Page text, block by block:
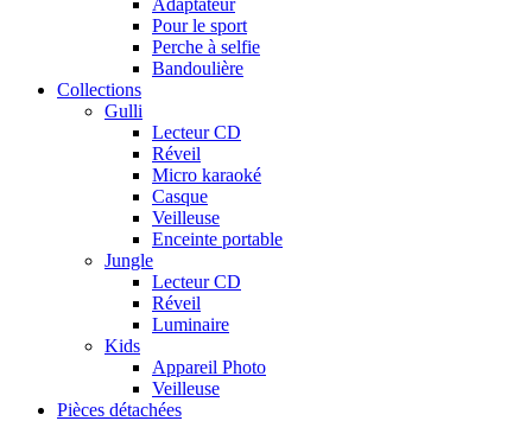
Pour le sport
Perche à selfie
Bandoulière
Collections
Gulli
Lecteur CD
Réveil
Micro karaoké
Casque
Veilleuse
Enceinte portable
Jungle
Lecteur CD
Réveil
Luminaire
Kids
Appareil Photo
Veilleuse
Pièces détachées